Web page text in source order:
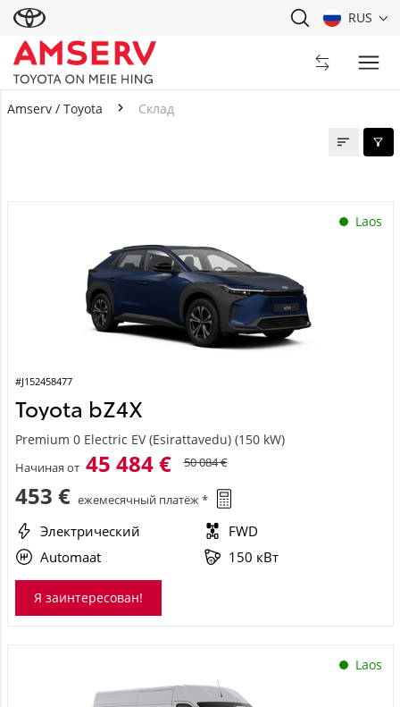
RUS
Amserv / Toyota Склад
Laos
#J152458477
Toyota bZ4X
Premium 0 Electric EV (Esirattavedu) (150 kW)
Начиная от 45 484 € 50 084 €
453 € ежемесячный платёж *
Электрический
FWD
Automaat
150 кВт
Я заинтересован!
Laos